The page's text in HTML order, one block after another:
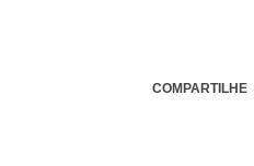
COMPARTILHE